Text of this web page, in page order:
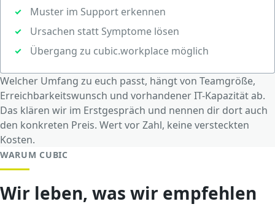
Muster im Support erkennen
Ursachen statt Symptome lösen
Übergang zu cubic.workplace möglich
Welcher Umfang zu euch passt, hängt von Teamgröße,
Erreichbarkeitswunsch und vorhandener IT-Kapazität ab.
Das klären wir im Erstgespräch und nennen dir dort auch
den konkreten Preis. Wert vor Zahl, keine versteckten
Kosten.
WARUM CUBIC
Wir leben, was wir empfehlen